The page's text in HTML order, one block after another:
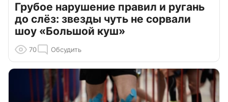
Грубое нарушение правил и ругань
до слёз: звезды чуть не сорвали
шоу «Большой куш»
70 Обсудить